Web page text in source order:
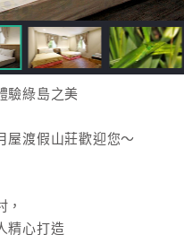
驗綠島之美
屋渡假山莊歡迎您～
，
精心打造